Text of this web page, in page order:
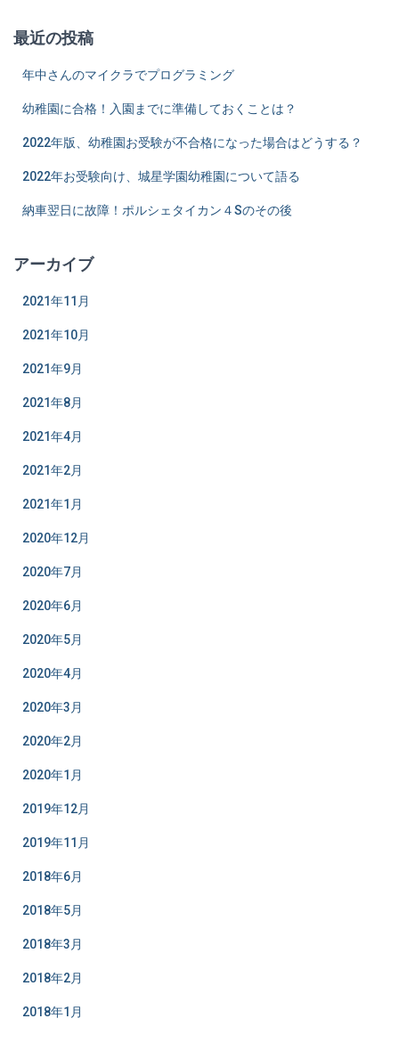
最近の投稿
年中さんのマイクラでプログラミング
幼稚園に合格！入園までに準備しておくことは？
2022年版、幼稚園お受験が不合格になった場合はどうする？
2022年お受験向け、城星学園幼稚園について語る
納車翌日に故障！ポルシェタイカン４Sのその後
アーカイブ
2021年11月
2021年10月
2021年9月
2021年8月
2021年4月
2021年2月
2021年1月
2020年12月
2020年7月
2020年6月
2020年5月
2020年4月
2020年3月
2020年2月
2020年1月
2019年12月
2019年11月
2018年6月
2018年5月
2018年3月
2018年2月
2018年1月